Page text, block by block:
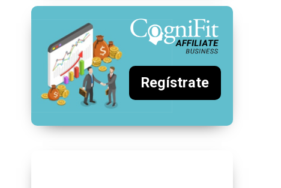
Regístrate